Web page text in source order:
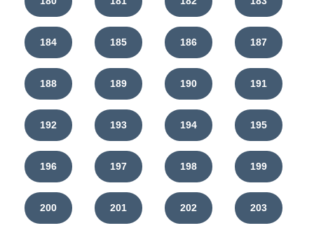
184 185 186 187
188 189 190 191
192 193 194 195
196 197 198 199
200 201 202 203